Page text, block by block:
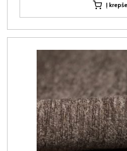
Į